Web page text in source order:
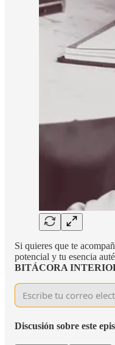
Si quieres que te
potencial y tu esencia
BITÁCORA
Discusión sobre este